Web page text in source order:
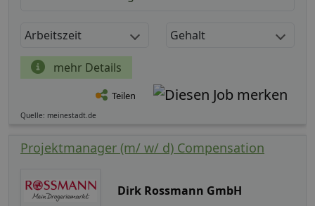
Arbeitszeit Gehalt
mehr Details
Teilen
Quelle: meinestadt.de
Projektmanager (m/ w/ d) Compensation
Dirk Rossmann GmbH